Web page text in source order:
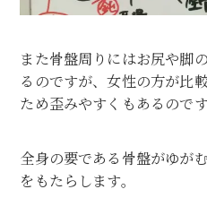
また骨盤周りにはお尻や脚
るのですが、女性の方が比
ため歪みやすくもあるのです
全身の要である骨盤がゆが
をもたらします。